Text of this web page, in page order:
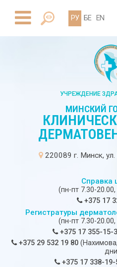
РУ БЕ EN
УЧРЕЖДЕНИЕ
МИНСКИЙ
220089 г. Минск,
Справка
(пн-пт 7.30-
+375 17
Регистратуры
(пн-пт 7.30-
+375 17 355-15-
+375 29 532 19 80
дни
+375 17 338-19-